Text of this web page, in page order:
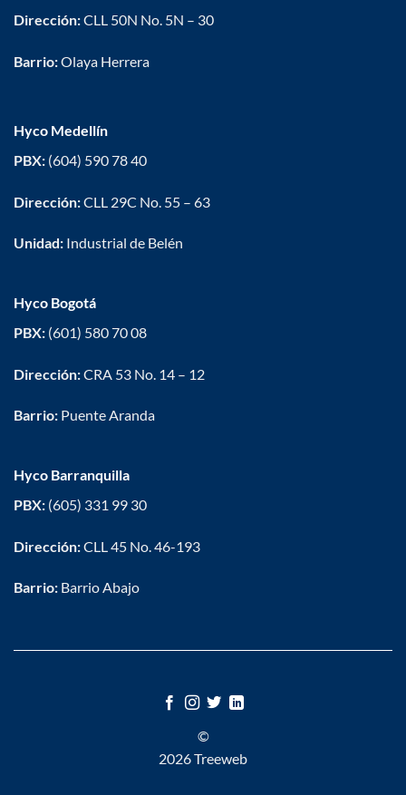
Dirección:CLL 50N No. 5N – 30
Barrio:Olaya Herrera
Hyco Medellín
PBX:(604) 590 78 40
Dirección:CLL 29C No. 55 – 63
Unidad:Industrial de Belén
Hyco Bogotá
PBX:(601) 580 70 08
Dirección:CRA 53 No. 14 – 12
Barrio:Puente Aranda
Hyco Barranquilla
PBX:(605) 331 99 30
Dirección:CLL 45 No. 46-193
Barrio:Barrio Abajo
©
2026 Treeweb